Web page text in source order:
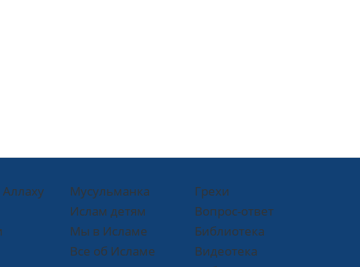
Мусульманка
Ислам детям
Мы в Исламе
Все об Исламе
Грехи
Вопрос-ответ
Библиотека
Видеотека